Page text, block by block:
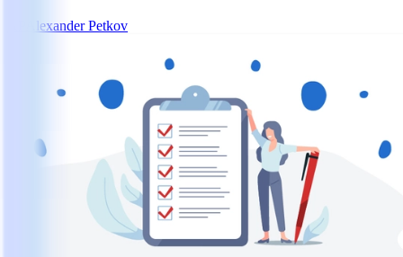
Alexander Petkov